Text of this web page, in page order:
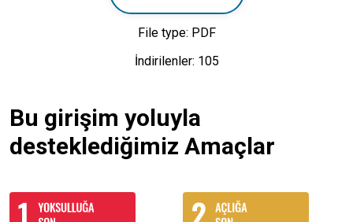
File type: PDF
İndirilenler: 105
Bu girişim yoluyla
desteklediğimiz Amaçlar